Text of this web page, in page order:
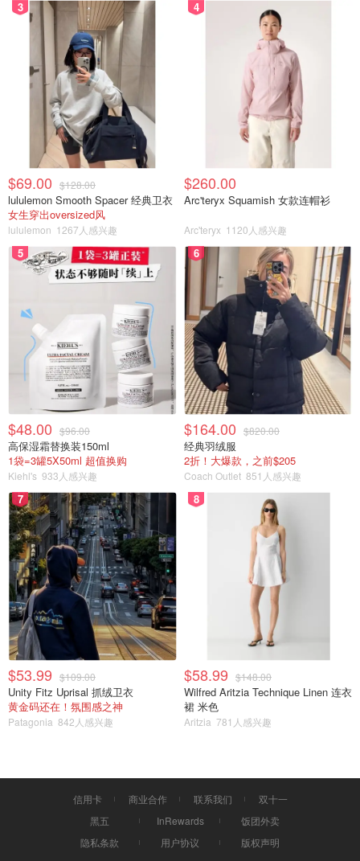
3
$69.00 $128.00
lululemon Smooth Spacer 经典卫衣
女生穿出oversized风
lululemon 1267人感兴趣
4
$260.00
Arc'teryx Squamish 女款连帽衫
Arc'teryx 1120人感兴趣
5
$48.00 $96.00
高保湿霜替换装150ml
1袋=3罐5X50ml 超值换购
Kiehl's 933人感兴趣
6
$164.00 $820.00
经典羽绒服
2折！大爆款，之前$205
Coach Outlet 851人感兴趣
7
$53.99 $109.00
Unity Fitz Uprisal 抓绒卫衣
黄金码还在！氛围感之神
Patagonia 842人感兴趣
8
$58.99 $148.00
Wilfred Aritzia Technique Linen 连衣
裙 米色
Aritzia 781人感兴趣
信用卡 商业合作 联系我们
双十一
黑五
InRewards
饭团外卖
隐私条款
用户协议 版权声明